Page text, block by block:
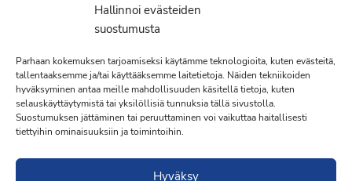
Hallinnoi evästeiden
suostumusta
Parhaan kokemuksen tarjoamiseksi käytämme teknologioita, kuten evästeitä,
tallentaaksemme ja/tai käyttääksemme laitetietoja. Näiden tekniikoiden
hyväksyminen antaa meille mahdollisuuden käsitellä tietoja, kuten
selauskäyttäytymistä tai yksilöllisiä tunnuksia tällä sivustolla.
Suostumuksen jättäminen tai peruuttaminen voi vaikuttaa haitallisesti
tiettyihin ominaisuuksiin ja toimintoihin.
Hyväksy
Yhdistyksen toimisto
Laivapojankatu 3 C, 00180 Helsinki
toimisto@propo.fi
Saavutettavuusseloste »
Toiminnanjohtaja